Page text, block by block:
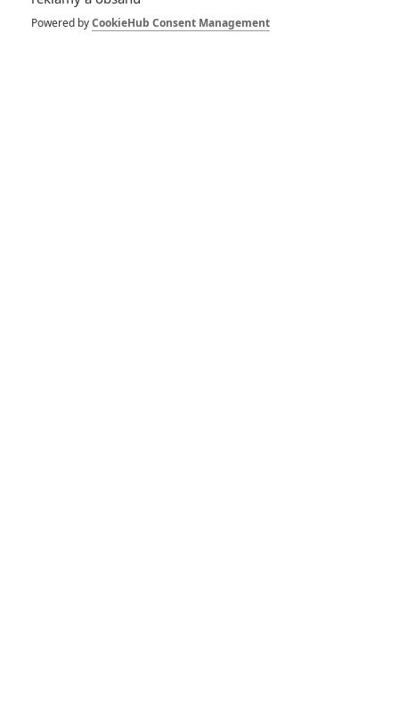
pro zámořských kritiků docela dobře funguje.
Powered byCookieHub Consent Management